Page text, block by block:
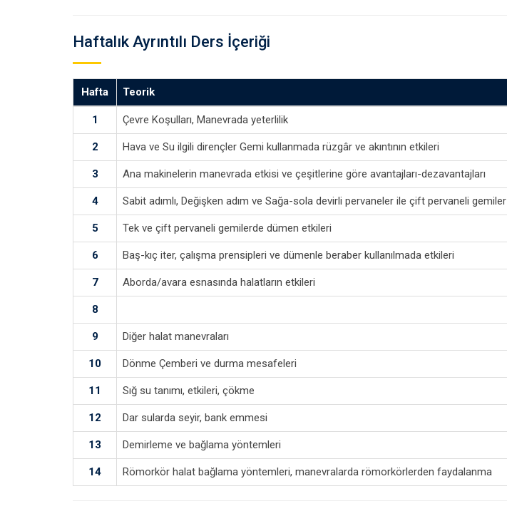
Haftalık Ayrıntılı Ders İçeriği
Hafta Teorik
1 Çevre Koşulları, Manevrada yeterlilik
2 Hava ve Su ilgili dirençler Gemi kullanmada rüzgâr ve akıntının etkileri
3 Ana makinelerin manevrada etkisi ve çeşitlerine göre avantajları-dezavantajları
4 Sabit adımlı, Değişken adım ve Sağa-sola devirli pervaneler ile çift pervaneli gemiler
5 Tek ve çift pervaneli gemilerde dümen etkileri
6 Baş-kıç iter, çalışma prensipleri ve dümenle beraber kullanılmada etkileri
7 Aborda/avara esnasında halatların etkileri
8
9 Diğer halat manevraları
10 Dönme Çemberi ve durma mesafeleri
11 Sığ su tanımı, etkileri, çökme
12 Dar sularda seyir, bank emmesi
13 Demirleme ve bağlama yöntemleri
14 Römorkör halat bağlama yöntemleri, manevralarda römorkörlerden faydalanma